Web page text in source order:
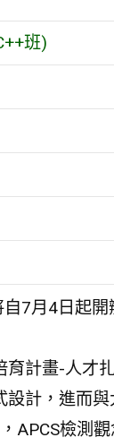
班)
7月4日起
計畫-人才
計，進而
APCS檢測